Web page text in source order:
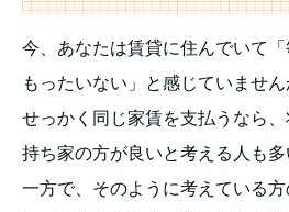
今、あなたは賃貸に住んでいて
もったいない」と感じていません
せっかく同じ家賃を支払うなら
持ち家の方が良いと考える人も多
一方で、そのように考えている